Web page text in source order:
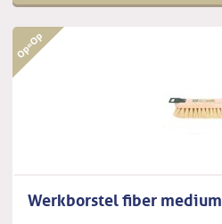
Werkborstel fiber medium